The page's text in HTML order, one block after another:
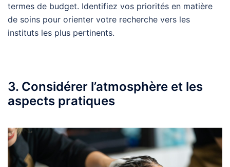
termes de budget. Identifiez vos priorités en matière
de soins pour orienter votre recherche vers les
instituts les plus pertinents.
3. Considérer l’atmosphère et les
aspects pratiques